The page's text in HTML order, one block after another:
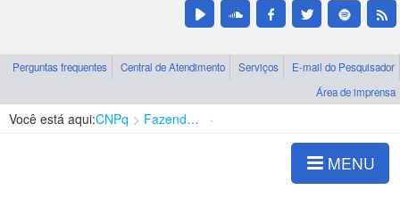
Perguntas frequentes Central de Atendimento Serviços
E-mail do Pesquisador
Área de imprensa
Você está aqui:CNPq Fazendo Divulgação Científica
MENU